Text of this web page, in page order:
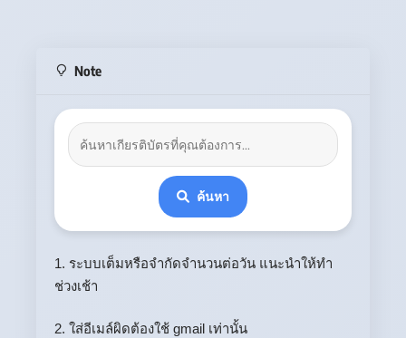
Note
ค้นหา
1. ระบบเต็มหรือจำกัดจำนวนต่อวัน แนะนำให้ทำ
ช่วงเช้า
2. ใส่อีเมล์ผิดต้องใช้ gmail เท่านั้น